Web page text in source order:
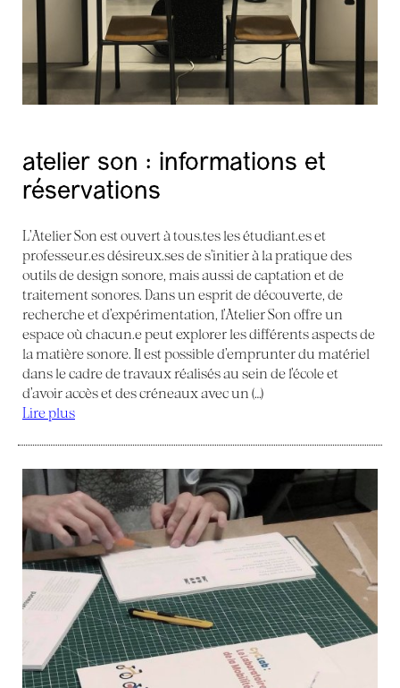
atelier son : informations et
réservations
L’Atelier Son est ouvert à tous.tes les étudiant.es et
professeur.es désireux.ses de s’initier à la pratique des
outils de design sonore, mais aussi de captation et de
traitement sonores. Dans un esprit de découverte, de
recherche et d’expérimentation, l’Atelier Son offre un
espace où chacun.e peut explorer les différents aspects de
la matière sonore. Il est possible d’emprunter du matériel
dans le cadre de travaux réalisés au sein de l’école et
d’avoir accès et des créneaux avec un (…)
Lire plus